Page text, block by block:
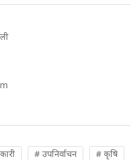
# उपनिर्वाचन # कृषि